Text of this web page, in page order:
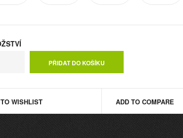
WISHLIST ADD TO COMPARE